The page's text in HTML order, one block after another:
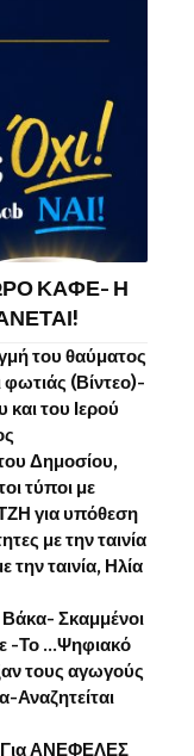
ΚΑΦΕ- Η
του θαύματος
(Βίντεο)-
του Ιερού
Δημοσίου,
τύποι με
για υπόθεση
με την ταινία
την ταινία, Ηλία
Σκαμμένοι
-Το …Ψηφιακό
τους αγωγούς
ΑΝΕΦΕΛΕΣ